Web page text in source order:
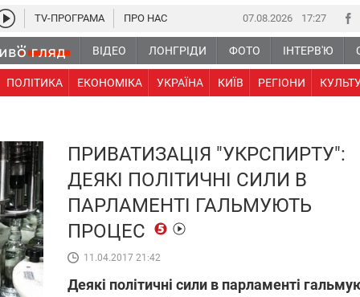
07.08.2026 17 27
ВІДЕО ЛОНГРІДИ ФОТО ІНТЕРВ'Ю
ПОЛІТИКА ЕКОНОМІКА УКРАЇНА КИЇВ РЕГІОНИ
TV-ПРОГРАМА ПРО НАС
ПРИВАТИЗАЦІЯ "УКРСПИРТУ":
ДЕЯКІ ПОЛІТИЧНІ СИЛИ В
ПАРЛАМЕНТІ ГАЛЬМУЮТЬ
ПРОЦЕС
11.04.2017 21:42
Деякі політичні сили в парламенті